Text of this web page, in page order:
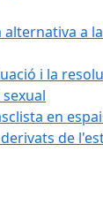
a
i la
en
de